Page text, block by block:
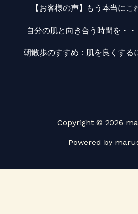
【お客様の声】もう本当にこ
自分の肌と向き合う時間を・
朝散歩のすすめ：肌を良くする
Copyright © 2026
Powered by